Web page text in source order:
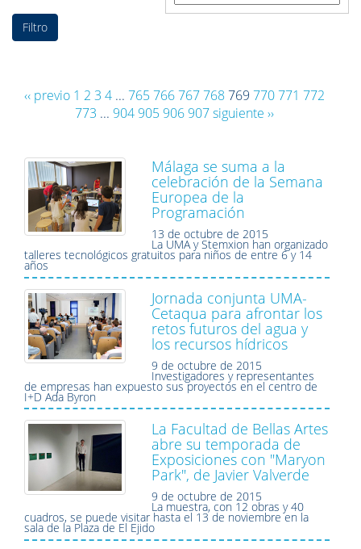
‹‹ previo 1 2 3 4... 765 766 767 768 769 770 771 772
773 ... 904 905 906 907 siguiente ››
Málaga se suma a la
celebración de la Semana
Europea de la
Programación
13 de octubre de 2015
La UMA y Stemxion han organizado
talleres tecnológicos gratuitos para niños de entre 6 y 14
años
Jornada conjunta UMA-
Cetaqua para afrontar los
retos futuros del agua y
los recursos hídricos
9 de octubre de 2015
Investigadores y representantes
de empresas han expuesto sus proyectos en el centro de
I+D Ada Byron
La Facultad de Bellas Artes
abre su temporada de
Exposiciones con "Maryon
Park", de Javier Valverde
9 de octubre de 2015
La muestra, con 12 obras y 40
cuadros, se puede visitar hasta el 13 de noviembre en la
sala de la Plaza de El Ejido